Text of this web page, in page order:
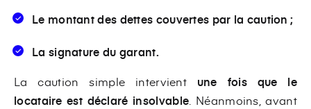
Le montant des dettes couvertes par la caution ;
La signature du garant.
La caution simple intervient une fois que le
locataire est déclaré insolvable . Néanmoins, avant